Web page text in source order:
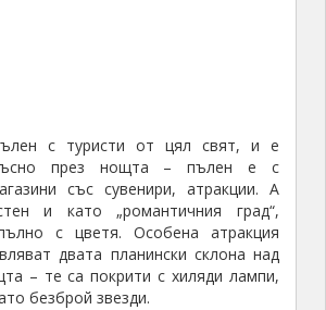
с туристи от цял свят, и е
през нощта – пълен е с
със сувенири, атракции. А
и като „романтичния град“,
с цветя. Особена атракция
двата планински склона над
– те са покрити с хиляди лампи,
безброй звезди.